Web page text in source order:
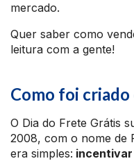
mercado.
Quer saber como
leitura com a gente!
Como foi criado
O Dia do Frete Grátis
2008, com o nome de
era simples: incentivar